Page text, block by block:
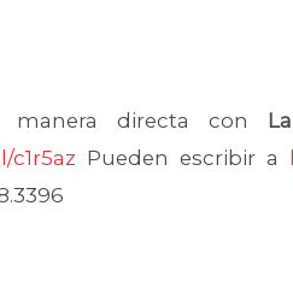
manera directa con
c1r5az Pueden escribir a